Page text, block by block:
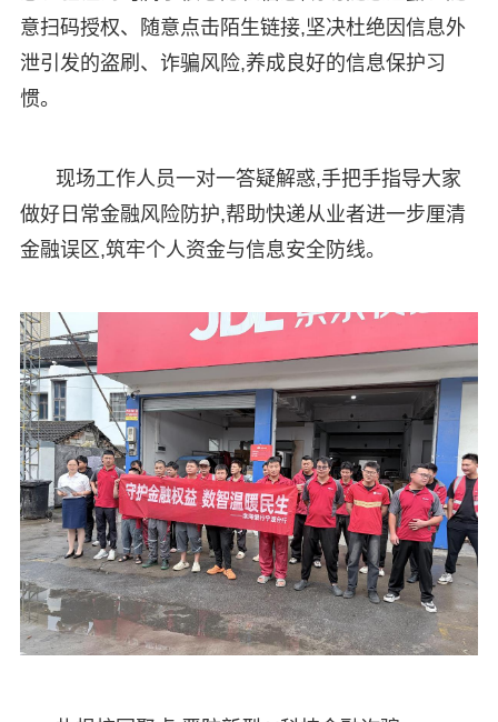
意扫码授权、随意点击陌生链接,坚决杜绝因信息外
泄引发的盗刷、诈骗风险,养成良好的信息保护习
惯。
现场工作人员一对一答疑解惑,手把手指导大家
做好日常金融风险防护,帮助快递从业者进一步厘清
金融误区,筑牢个人资金与信息安全防线。